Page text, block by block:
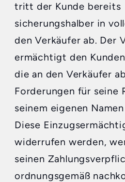
tritt der Kunde bereits
sicherungshalber in
den Verkäufer ab. Der
ermächtigt den
die an den Verkäufer
Forderungen für seine
seinem eigenen
Diese
widerrufen werden,
seinen
ordnungsgemäß